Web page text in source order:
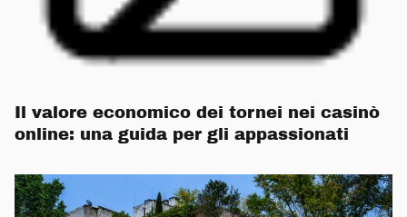
Il valore economico dei tornei nei casinò
online: una guida per gli appassionati